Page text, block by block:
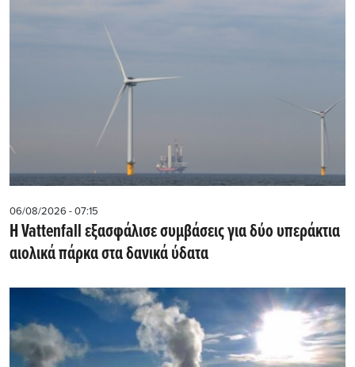
06/08/2026 - 07:15
Η Vattenfall εξασφάλισε συμβάσεις για δύο υπεράκτια
αιολικά πάρκα στα δανικά ύδατα